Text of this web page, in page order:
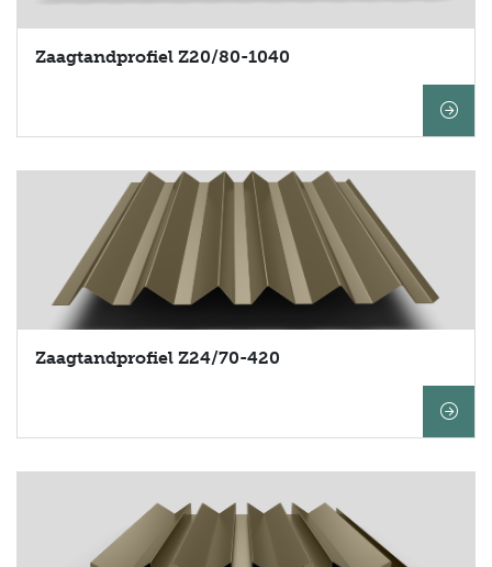
Zaagtandprofiel Z20/80-1040
Zaagtandprofiel Z24/70-420